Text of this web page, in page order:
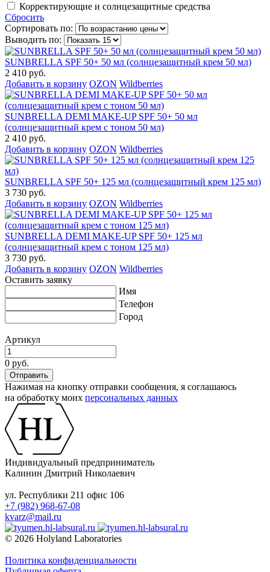
Корректирующие и солнцезащитные средства
Сбросить
Сортировать по:
Выводить по:
SUNBRELLA SPF 50+ 50 мл (солнцезащитный крем 50 мл)
2 410 руб.
Добавить в корзину OZON Wildberries
SUNBRELLA DEMI MAKE-UP SPF 50+ 50 мл
(солнцезащитный крем с тоном 50 мл)
2 410 руб.
Добавить в корзину OZON Wildberries
SUNBRELLA SPF 50+ 125 мл (солнцезащитный крем 125 мл)
3 730 руб.
Добавить в корзину OZON Wildberries
SUNBRELLA DEMI MAKE-UP SPF 50+ 125 мл
(солнцезащитный крем с тоном 125 мл)
3 730 руб.
Добавить в корзину OZON Wildberries
Оставить заявку
Имя
Телефон
Город
Артикул
0 руб.
Нажимая на кнопку отправки сообщения, я соглашаюсь
на обработку моих персональных данных
Индивидуальный предприниматель
Калинин Дмитрий Николаевич
ул. Республики 211 офис 106
+7 (982) 968-67-08
kvarz@mail.ru
© 2026 Holyland Laboratories
Политика конфиденциальности